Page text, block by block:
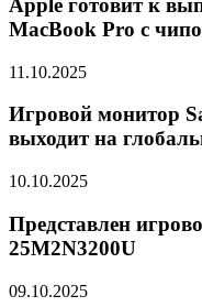
Apple готовит к
MacBook Pro с
11.10.2025
Игровой монитор
выходит на
10.10.2025
Представлен
25M2N3200U
09.10.2025